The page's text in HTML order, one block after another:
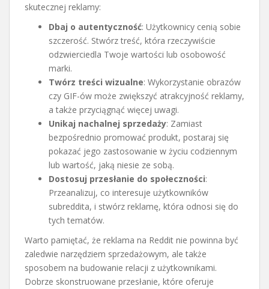
skutecznej reklamy:
Dbaj o autentyczność: Użytkownicy cenią sobie
szczerość. Stwórz treść, która rzeczywiście
odzwierciedla Twoje wartości lub osobowość
marki.
Twórz treści wizualne: Wykorzystanie obrazów
czy GIF-ów może zwiększyć atrakcyjność reklamy,
a także przyciągnąć więcej uwagi.
Unikaj nachalnej sprzedaży: Zamiast
bezpośrednio promować produkt, postaraj się
pokazać jego zastosowanie w życiu codziennym
lub wartość, jaką niesie ze sobą.
Dostosuj przesłanie do społeczności:
Przeanalizuj, co interesuje użytkowników
subreddita, i stwórz reklamę, która odnosi się do
tych tematów.
Warto pamiętać, że reklama na Reddit nie powinna być
zaledwie narzędziem sprzedażowym, ale także
sposobem na budowanie relacji z użytkownikami.
Dobrze skonstruowane przesłanie, które oferuje